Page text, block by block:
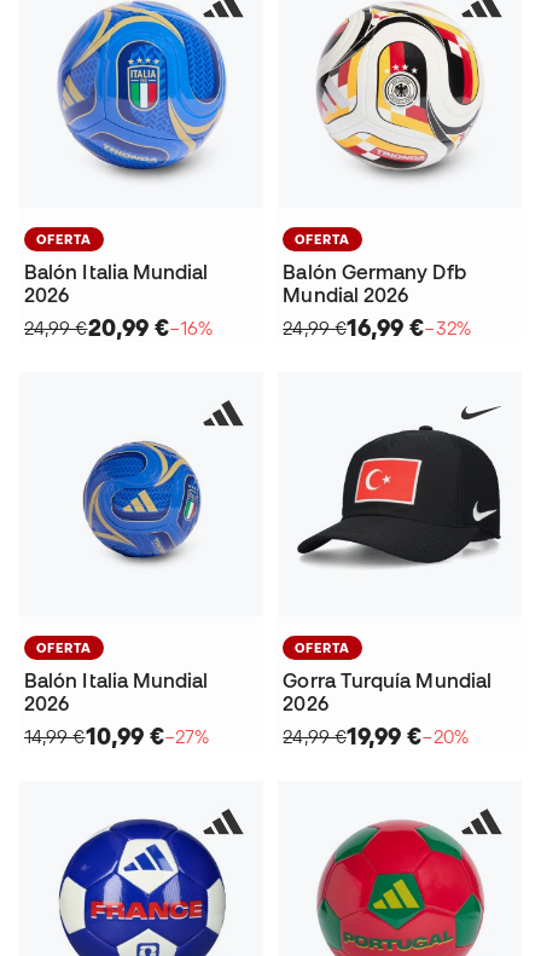
OFERTA
Balón Italia Mundial
2026
24,99 €20,99 €−16%
OFERTA
Balón Germany Dfb
Mundial 2026
24,99 €16,99 €−32%
OFERTA
Balón Italia Mundial
2026
14,99 €10,99 €−27%
OFERTA
Gorra Turquía Mundial
2026
24,99 €19,99 €−20%